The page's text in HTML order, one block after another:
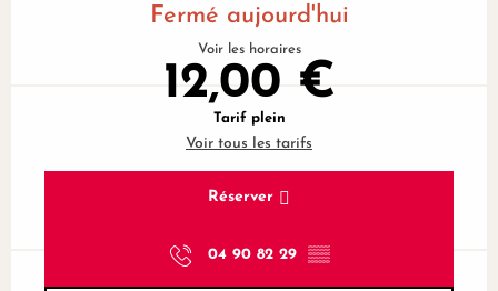
Fermé aujourd'hui
Voir les horaires
12,00 €
Tarif plein
Voir tous les tarifs
Réserver
04 90 82 29 ▒▒